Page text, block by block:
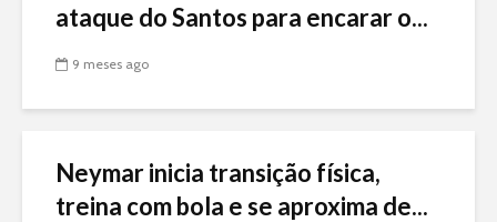
ataque do Santos para encarar o...
9 meses ago
Neymar inicia transição física,
treina com bola e se aproxima de...